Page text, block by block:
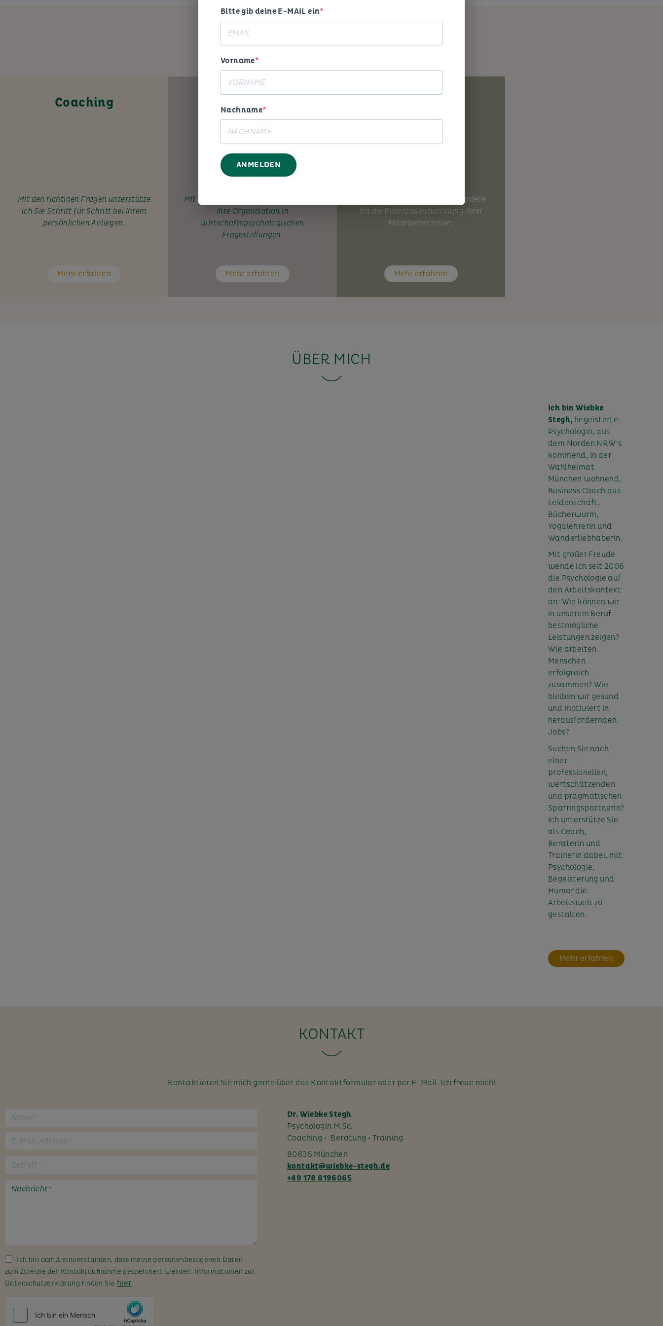
Coaching
Mit den richtigen Fragen unterstütze
ich Sie Schritt für Schritt bei Ihrem
persönlichen Anliegen.
Mehr erfahren
Beratung
Mit Wissen und Erfahrung begleite ich
Ihre Organisation in
wirtschaftspsychologischen
Fragestellungen.
Mehr erfahren
Mit Elan und Pragmatismus fördere
ich die Potentialentwicklung Ihrer
Mitarbeiter:innen.
Mehr erfahren
ÜBER MICH
Ich bin Wiebke
Stegh, begeisterte
Psychologin, aus
dem Norden NRW‘s
kommend, in der
Wahlheimat
München wohnend,
Business Coach aus
Leidenschaft,
Bücherwurm,
Yogalehrerin und
Wanderliebhaberin.
Mit großer Freude
wende ich seit 2006
die Psychologie auf
den Arbeitskontext
an: Wie können wir
in unserem Beruf
bestmögliche
Leistungen zeigen?
Wie arbeiten
Menschen
erfolgreich
zusammen? Wie
bleiben wir gesund
und motiviert in
herausfordernden
Jobs?
Suchen Sie nach
einer
professionellen,
wertschätzenden
und pragmatischen
Sparringspartnerin?
Ich unterstütze Sie
als Coach,
Beraterin und
Trainerin dabei, mit
Psychologie,
Begeisterung und
Humor die
Arbeitswelt zu
gestalten.
Mehr erfahren
KONTAKT
Kontaktieren Sie mich gerne über das Kontaktformular oder per E-Mail. Ich freue mich!
e
d
i
Ich bin damit einverstanden, dass meine personenbezogenen Daten
zum Zwecke der Kontaktaufnahme gespeichert werden. Informationen zur
Datenschutzerklärung finden Sie hier.
Dr. Wiebke Stegh
Psychologin M.Sc.
Coaching • Beratung • Training
80636 München
kontakt@wiebke-stegh.de
+49 178 8196065
Bitte gib deine E-MAIL ein
Vorname
Nachname
ANMELDEN